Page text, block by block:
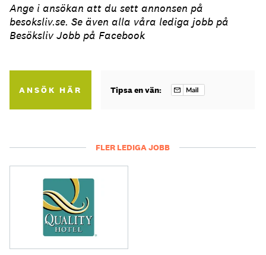
Ange i ansökan att du sett annonsen på
besoksliv.se. Se även alla våra lediga jobb på
Besöksliv Jobb på Facebook
ANSÖK HÄR Tipsa en vän:
FLER LEDIGA JOBB